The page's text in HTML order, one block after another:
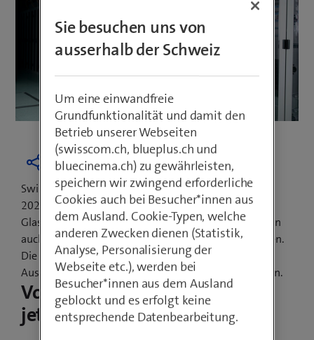
Swisscom hat das Versprechen abgegeben, bis Ende
2021 jede Schweizer Gemeinde mit
Glasfasertechnologien auszubauen. Davon profitieren
auch die Einwohnerinnen und Einwohner von Thürnen.
Die Gemeindevertretung und Swisscom haben den
Ausbau sowie den Baubeginn gemeinsam besprochen.
Vorarbeiten beginnen bereits
jetzt
Sie besuchen uns von
ausserhalb der Schweiz
Um eine einwandfreie
Grundfunktionalität und damit den
Betrieb unserer Webseiten
(swisscom.ch, blueplus.ch und
bluecinema.ch) zu gewährleisten,
speichern wir zwingend erforderliche
Cookies auch bei Besucher*innen aus
dem Ausland. Cookie-Typen, welche
anderen Zwecken dienen (Statistik,
Analyse, Personalisierung der
Webseite etc.), werden bei
Besucher*innen aus dem Ausland
geblockt und es erfolgt keine
entsprechende Datenbearbeitung.